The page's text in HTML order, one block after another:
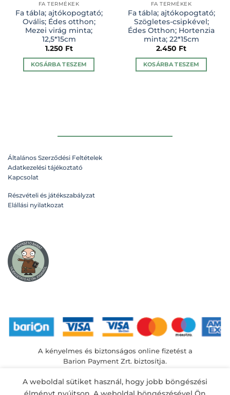
FA TERMÉKEK
Fa tábla; ajtókopogtató;
Ovális; Édes otthon;
Mezei virág minta;
12,5*15cm
1.250 Ft
KOSÁRBA TESZEM
FA TERMÉKEK
Fa tábla; ajtókopogtató;
Szögletes-csipkével;
Édes Otthon; Hortenzia
minta; 22*15cm
2.450 Ft
KOSÁRBA TESZEM
Általános Szerződési Feltételek
Adatkezelési tájékoztató
Kapcsolat
Részvételi és játékszabályzat
Elállási nyilatkozat
A kényelmes és biztonságos online fizetést a
Barion Payment Zrt. biztosítja.
A weboldal sütiket használ, hogy jobb böngészési